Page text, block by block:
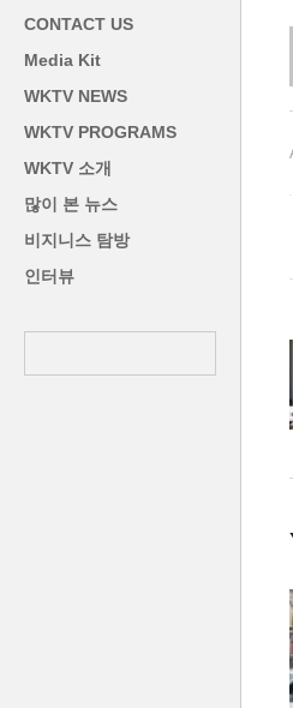
CONTACT US
Media Kit
WKTV NEWS
WKTV PROGRAMS
WKTV 소개
많이 본 뉴스
비지니스 탐방
인터뷰